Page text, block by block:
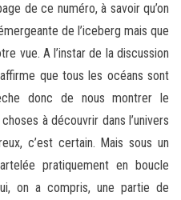
de ce numéro, à savoir qu’on
de l’iceberg mais que
vue. A l’instar de la discussion
que tous les océans sont
donc de nous montrer le
à découvrir dans l’univers
c’est certain. Mais sous un
pratiquement en boucle
on a compris, une partie de